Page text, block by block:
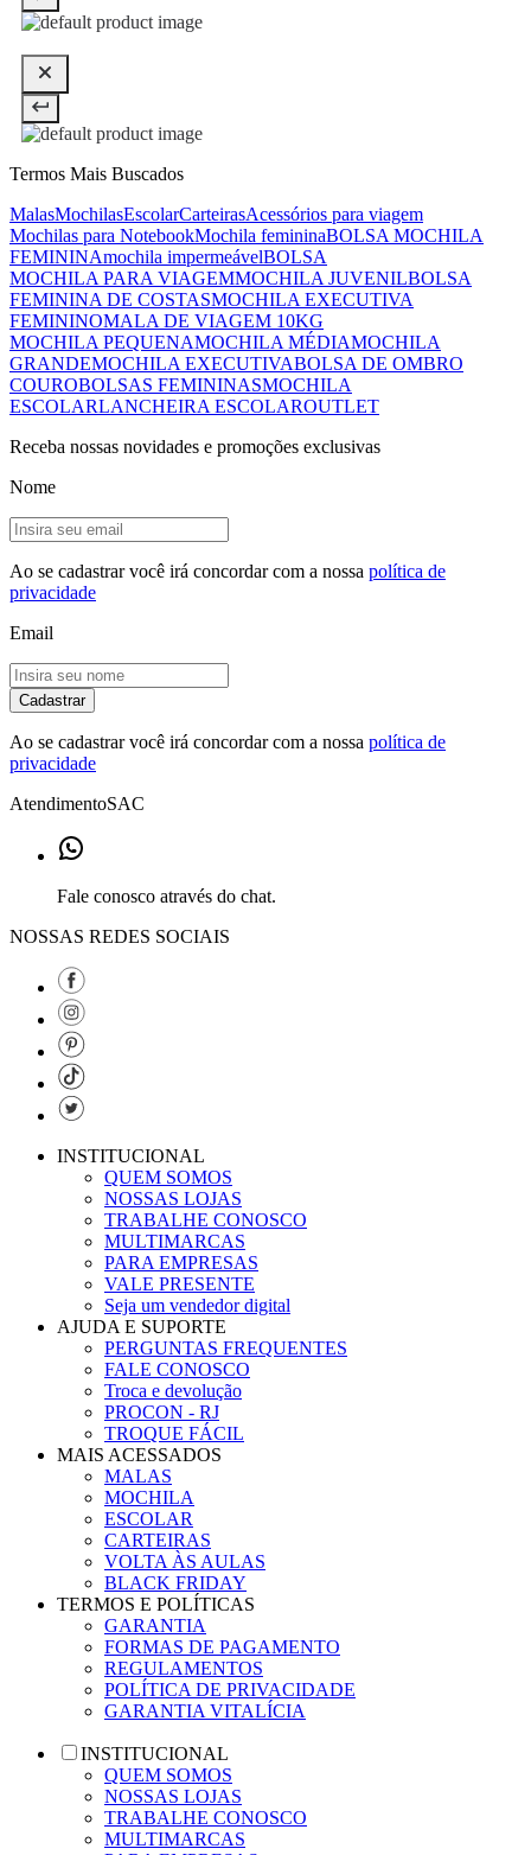
Termos Mais Buscados
MalasMochilasEscolarCarteirasAcessórios para viagem
Mochilas para NotebookMochila femininaBOLSA MOCHILA
FEMININAmochila impermeávelBOLSA
MOCHILA PARA VIAGEMMOCHILA JUVENILBOLSA
FEMININA DE COSTASMOCHILA EXECUTIVA
FEMININOMALA DE VIAGEM 10KG
MOCHILA PEQUENAMOCHILA MÉDIAMOCHILA
GRANDEMOCHILA EXECUTIVABOLSA DE OMBRO
COUROBOLSAS FEMININASMOCHILA
ESCOLARLANCHEIRA ESCOLAROUTLET
Receba nossas novidades e promoções exclusivas
Nome
Ao se cadastrar você irá concordar com a nossa política de
privacidade
Email
Cadastrar
Ao se cadastrar você irá concordar com a nossa política de
privacidade
AtendimentoSAC
Fale conosco através do chat.
NOSSAS REDES SOCIAIS
INSTITUCIONAL
QUEM SOMOS
NOSSAS LOJAS
TRABALHE CONOSCO
MULTIMARCAS
PARA EMPRESAS
VALE PRESENTE
Seja um vendedor digital
AJUDA E SUPORTE
PERGUNTAS FREQUENTES
FALE CONOSCO
Troca e devolução
PROCON - RJ
TROQUE FÁCIL
MAIS ACESSADOS
MALAS
MOCHILA
ESCOLAR
CARTEIRAS
VOLTA ÀS AULAS
BLACK FRIDAY
TERMOS E POLÍTICAS
GARANTIA
FORMAS DE PAGAMENTO
REGULAMENTOS
POLÍTICA DE PRIVACIDADE
GARANTIA VITALÍCIA
INSTITUCIONAL
QUEM SOMOS
NOSSAS LOJAS
TRABALHE CONOSCO
MULTIMARCAS